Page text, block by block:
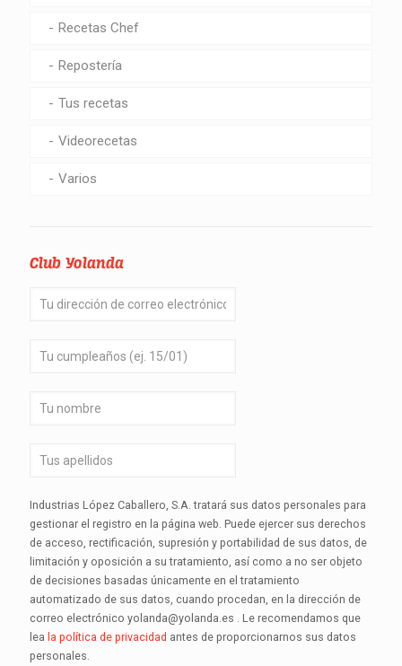
Recetas Chef
Repostería
Tus recetas
Videorecetas
Varios
Club Yolanda
Industrias López Caballero, S.A. tratará sus datos personales para
gestionar el registro en la página web. Puede ejercer sus derechos
de acceso, rectificación, supresión y portabilidad de sus datos, de
limitación y oposición a su tratamiento, así como a no ser objeto
de decisiones basadas únicamente en el tratamiento
automatizado de sus datos, cuando procedan, en la dirección de
correo electrónico yolanda@yolanda.es . Le recomendamos que
lea la política de privacidad antes de proporcionarnos sus datos
personales.